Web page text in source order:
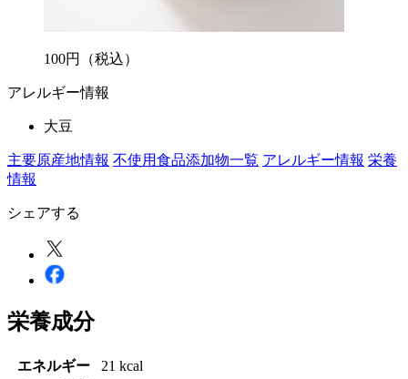
100円 （税込）
アレルギー情報
大豆
主要原産地情報 不使用食品添加物一覧 アレルギー情報 栄養
情報
シェアする
栄養成分
エネルギー
21 kcal